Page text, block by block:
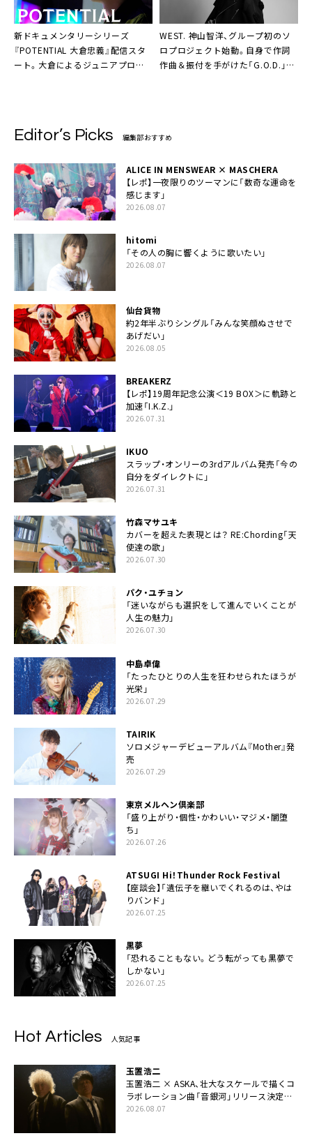
新ドキュメンタリーシリーズ
『POTENTIAL 大倉忠義』配信スタ
ート。大倉によるジュニアプロデ
WEST. 神山智洋、グループ初のソ
ロプロジェクト始動。自身で作詞
作曲＆振付を手がけた「G.O.D.」配
Editor’s Picks 編集部おすすめ
ALICE IN MENSWEAR × MASCHERA
【レポ】一夜限りのツーマンに「数奇な運命を
感じます」
2026.08.07
hitomi
「その人の胸に響くように歌いたい」
2026.08.07
仙台貨物
約2年半ぶりシングル「みんな笑顔ぬさせで
あげだい」
2026.08.05
BREAKERZ
【レポ】19周年記念公演＜19 BOX＞に軌跡と
加速「I.K.Z.」
2026.07.31
IKUO
スラップ・オンリーの3rdアルバム発売「今の
自分をダイレクトに」
2026.07.31
竹森マサユキ
カバーを超えた表現とは？ RE:Chording「天
使達の歌」
2026.07.30
パク・ユチョン
「迷いながらも選択をして進んでいくことが
人生の魅力」
2026.07.30
中島卓偉
「たったひとりの人生を狂わせられたほうが
光栄」
2026.07.29
TAIRIK
ソロメジャーデビューアルバム『Mother』発
売
2026.07.29
東京メルヘン倶楽部
「盛り上がり・個性・かわいい・マジメ・闇堕
ち」
2026.07.26
ATSUGI Hi！Thunder Rock Festival
【座談会】「遺伝子を継いでくれるのは、やは
りバンド」
2026.07.25
黒夢
「恐れることもない。どう転がっても黒夢で
しかない」
2026.07.25
Hot Articles 人気記事
玉置浩二
玉置浩二 × ASKA、壮大なスケールで描くコ
ラボレーション曲「音銀河」リリース決定。
カップリングには新曲「命の宿り」収録も
2026.08.07